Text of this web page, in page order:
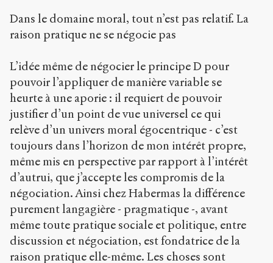
Dans le domaine moral, tout n’est pas relatif. La
raison pratique ne se négocie pas
L’idée même de négocier le principe D pour
pouvoir l’appliquer de manière variable se
heurte à une aporie : il requiert de pouvoir
justifier d’un point de vue universel ce qui
relève d’un univers moral égocentrique - c’est
toujours dans l’horizon de mon intérêt propre,
même mis en perspective par rapport à l’intérêt
d’autrui, que j’accepte les compromis de la
négociation. Ainsi chez Habermas la différence
purement langagière - pragmatique -, avant
même toute pratique sociale et politique, entre
discussion et négociation, est fondatrice de la
raison pratique elle-même. Les choses sont